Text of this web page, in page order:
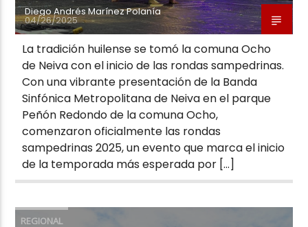
Diego Andrés Marínez Polanía
04/26/2025
La tradición huilense se tomó la comuna Ocho
de Neiva con el inicio de las rondas sampedrinas.
Con una vibrante presentación de la Banda
Sinfónica Metropolitana de Neiva en el parque
Peñón Redondo de la comuna Ocho,
comenzaron oficialmente las rondas
sampedrinas 2025, un evento que marca el inicio
de la temporada más esperada por […]
REGIONAL